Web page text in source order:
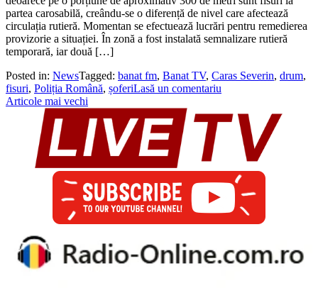
partea carosabilă, creându-se o diferență de nivel care afectează
circulația rutieră. Momentan se efectuează lucrări pentru remedierea
provizorie a situației. În zonă a fost instalată semnalizare rutieră
temporară, iar două […]
Posted in: NewsTagged: banat fm, Banat TV, Caras Severin, drum,
fisuri, Poliția Română, șoferiLasă un comentariu
Navigare
articole
Articole mai vechi